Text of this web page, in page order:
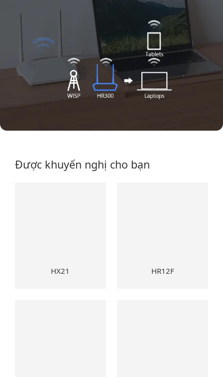
Được khuyến nghị cho bạn
HX21 HR12F